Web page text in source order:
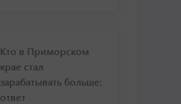
Кто в Приморском
крае стал
зарабатывать больше:
ответ